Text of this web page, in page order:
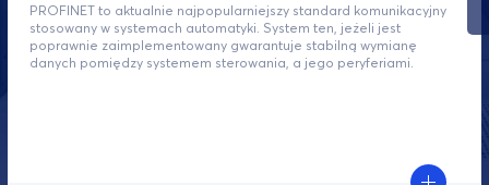
PROFINET to aktualnie najpopularniejszy standard komunikacyjny
stosowany w systemach automatyki. System ten, jeżeli jest
poprawnie zaimplementowany gwarantuje stabilną wymianę
danych pomiędzy systemem sterowania, a jego peryferiami.